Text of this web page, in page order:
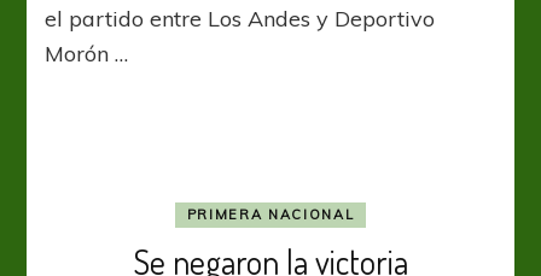
el partido entre Los Andes y Deportivo
Morón …
PRIMERA NACIONAL
Se negaron la victoria